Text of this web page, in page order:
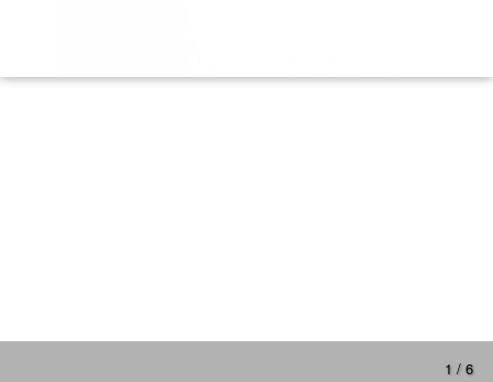
1 / 6